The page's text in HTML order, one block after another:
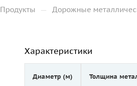
Продукты — Дорожные
Характеристики
Диаметр (м) Толщина